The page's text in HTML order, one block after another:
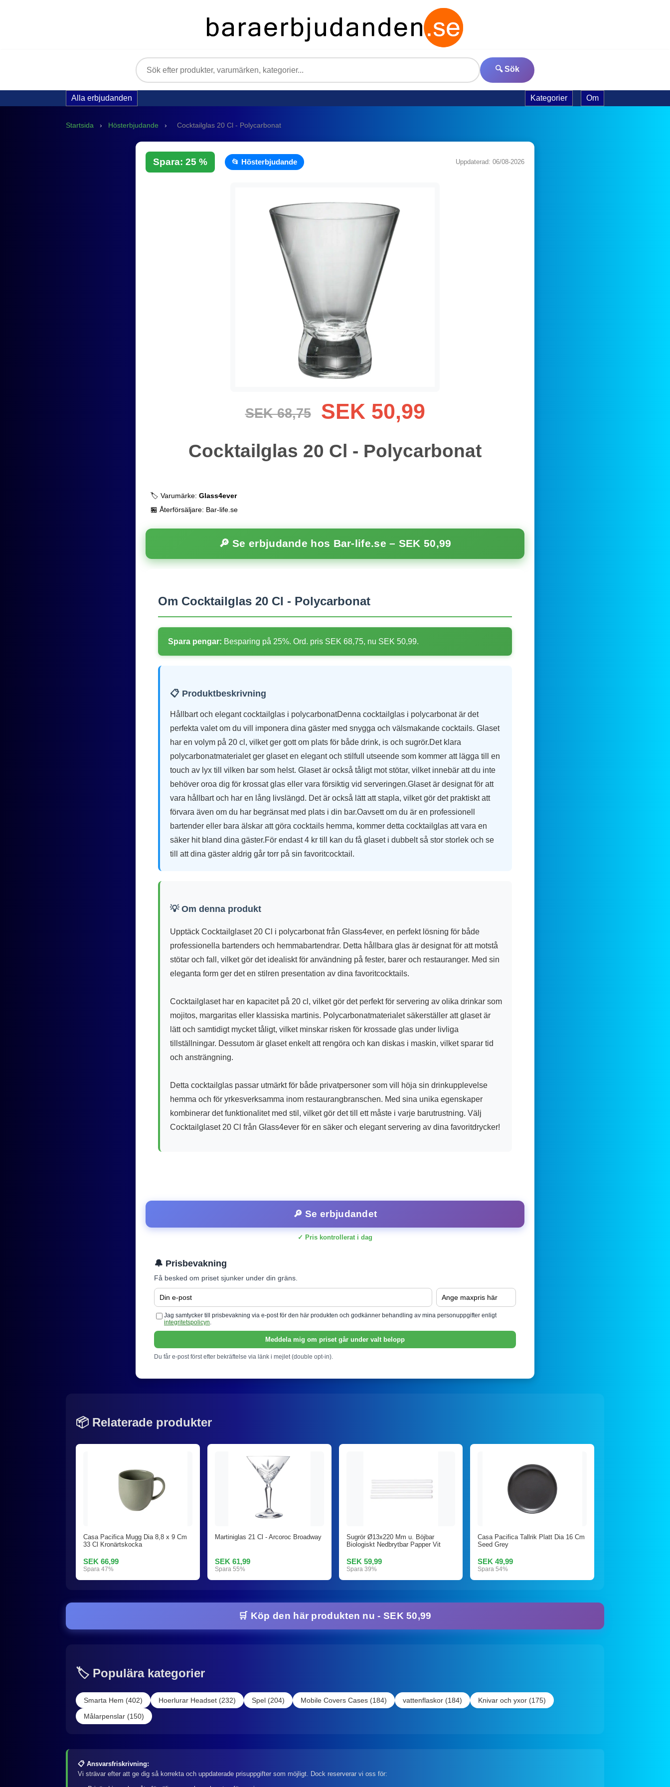
🔍 Sök
Alla erbjudanden Kategorier Om
Startsida › Hösterbjudande › Cocktailglas 20 Cl - Polycarbonat
Spara: 25 % 📂 Hösterbjudande Uppdaterad: 06/08-2026
SEK 68,75 SEK 50,99
Cocktailglas 20 Cl - Polycarbonat
🏷️ Varumärke: Glass4ever
🏪 Återförsäljare: Bar-life.se
🔎 Se erbjudande hos Bar-life.se – SEK 50,99
Om Cocktailglas 20 Cl - Polycarbonat
Spara pengar: Besparing på 25%. Ord. pris SEK 68,75, nu SEK 50,99.
📋 Produktbeskrivning
Hållbart och elegant cocktailglas i polycarbonatDenna cocktailglas i polycarbonat är det
perfekta valet om du vill imponera dina gäster med snygga och välsmakande cocktails. Glaset
har en volym på 20 cl, vilket ger gott om plats för både drink, is och sugrör.Det klara
polycarbonatmaterialet ger glaset en elegant och stilfull utseende som kommer att lägga till en
touch av lyx till vilken bar som helst. Glaset är också tåligt mot stötar, vilket innebär att du inte
behöver oroa dig för krossat glas eller vara försiktig vid serveringen.Glaset är designat för att
vara hållbart och har en lång livslängd. Det är också lätt att stapla, vilket gör det praktiskt att
förvara även om du har begränsat med plats i din bar.Oavsett om du är en professionell
bartender eller bara älskar att göra cocktails hemma, kommer detta cocktailglas att vara en
säker hit bland dina gäster.För endast 4 kr till kan du få glaset i dubbelt så stor storlek och se
till att dina gäster aldrig går torr på sin favoritcocktail.
💡 Om denna produkt
Upptäck Cocktailglaset 20 Cl i polycarbonat från Glass4ever, en perfekt lösning för både
professionella bartenders och hemmabartendrar. Detta hållbara glas är designat för att motstå
stötar och fall, vilket gör det idealiskt för användning på fester, barer och restauranger. Med sin
eleganta form ger det en stilren presentation av dina favoritcocktails.
Cocktailglaset har en kapacitet på 20 cl, vilket gör det perfekt för servering av olika drinkar som
mojitos, margaritas eller klassiska martinis. Polycarbonatmaterialet säkerställer att glaset är
lätt och samtidigt mycket tåligt, vilket minskar risken för krossade glas under livliga
tillställningar. Dessutom är glaset enkelt att rengöra och kan diskas i maskin, vilket sparar tid
och ansträngning.
Detta cocktailglas passar utmärkt för både privatpersoner som vill höja sin drinkupplevelse
hemma och för yrkesverksamma inom restaurangbranschen. Med sina unika egenskaper
kombinerar det funktionalitet med stil, vilket gör det till ett måste i varje barutrustning. Välj
Cocktailglaset 20 Cl från Glass4ever för en säker och elegant servering av dina favoritdrycker!
🔎 Se erbjudandet
✓ Pris kontrollerat i dag
🔔 Prisbevakning
Få besked om priset sjunker under din gräns.
Jag samtycker till prisbevakning via e-post för den här produkten och godkänner behandling av mina personuppgifter enligt
integritetspolicyn.
Meddela mig om priset går under valt belopp
Du får e-post först efter bekräftelse via länk i mejlet (double opt-in).
📦 Relaterade produkter
Casa Pacifica Mugg Dia 8,8 x 9 Cm
33 Cl Kronärtskocka
SEK 66,99
Spara 47%
Martiniglas 21 Cl - Arcoroc Broadway
SEK 61,99
Spara 55%
Sugrör Ø13x220 Mm u. Böjbar
Biologiskt Nedbrytbar Papper Vit
SEK 59,99
Spara 39%
Casa Pacifica Tallrik Platt Dia 16 Cm
Seed Grey
SEK 49,99
Spara 54%
🛒 Köp den här produkten nu - SEK 50,99
🏷️ Populära kategorier
Smarta Hem (402) Hoerlurar Headset (232) Spel (204) Mobile Covers Cases (184) vattenflaskor (184)
Knivar och yxor (175)
Målarpenslar (150)
📋 Ansvarsfriskrivning:
Vi strävar efter att ge dig så korrekta och uppdaterade prisuppgifter som möjligt. Dock reserverar vi oss för: